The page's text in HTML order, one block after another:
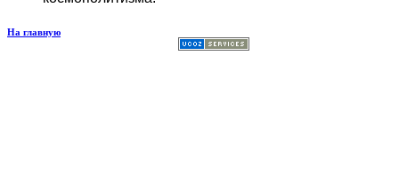
На главную